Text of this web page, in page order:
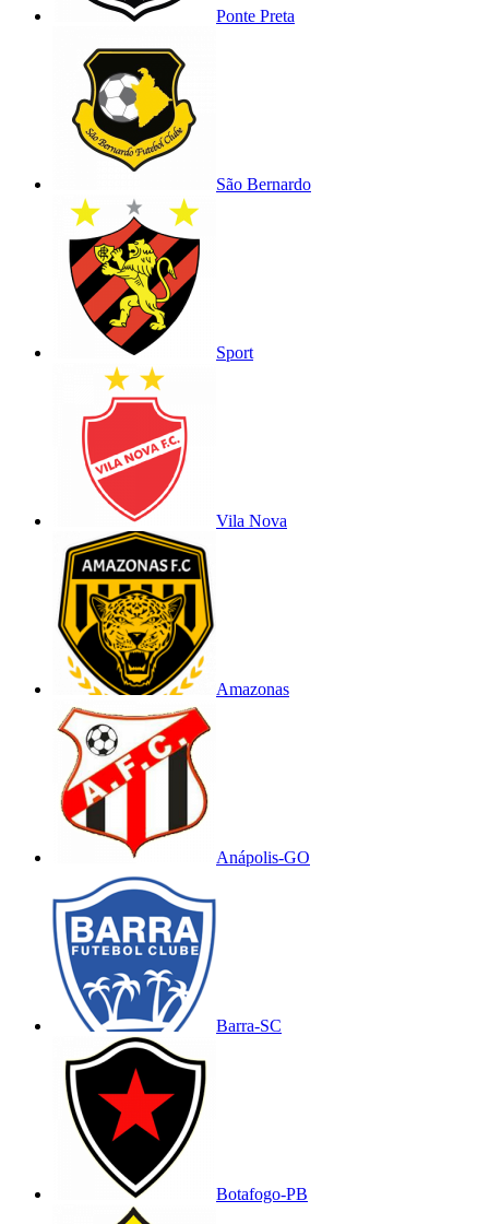
Ponte Preta
São Bernardo
Sport
Vila Nova
Amazonas
Anápolis-GO
Barra-SC
Botafogo-PB